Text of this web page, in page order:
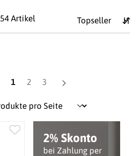
54 Artikel
Seite
1 Seite
2 Seite
3
2% Skonto
bei Zahlung per